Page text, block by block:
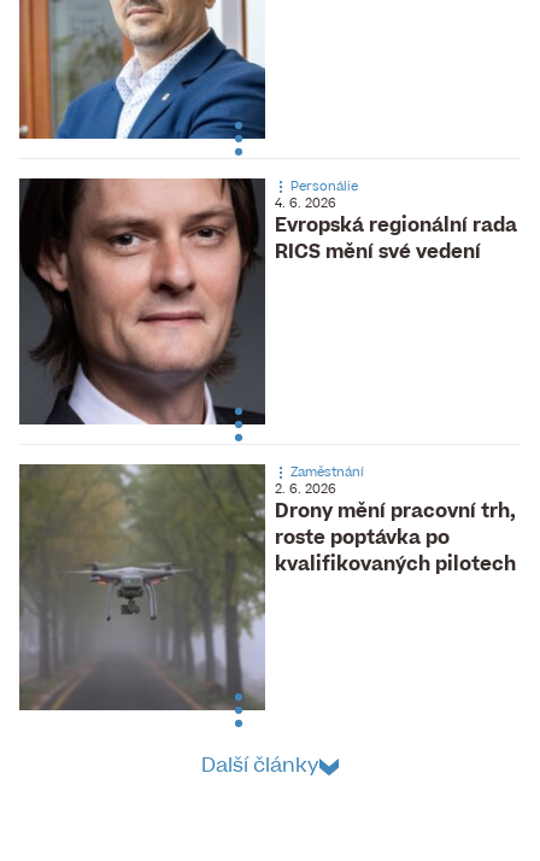
Evropská regionální rada
RICS mění své vedení
Personálie
4. 6. 2026
Drony mění pracovní trh,
roste poptávka po
kvalifikovaných pilotech
Zaměstnání
2. 6. 2026
Další články